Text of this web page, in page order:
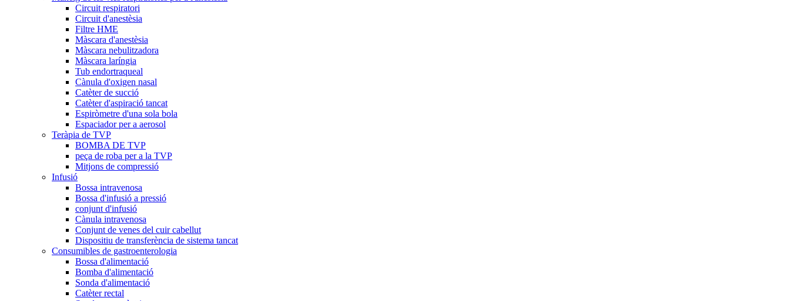
Circuit respiratori
Circuit d'anestèsia
Filtre HME
Màscara d'anestèsia
Màscara nebulitzadora
Màscara laríngia
Tub endortraqueal
Cànula d'oxigen nasal
Catèter de succió
Catèter d'aspiració tancat
Espiròmetre d'una sola bola
Espaciador per a aerosol
Teràpia de TVP
BOMBA DE TVP
peça de roba per a la TVP
Mitjons de compressió
Infusió
Bossa intravenosa
Bossa d'infusió a pressió
conjunt d'infusió
Cànula intravenosa
Conjunt de venes del cuir cabellut
Dispositiu de transferència de sistema tancat
Consumibles de gastroenterologia
Bossa d'alimentació
Bomba d'alimentació
Sonda d'alimentació
Catèter rectal